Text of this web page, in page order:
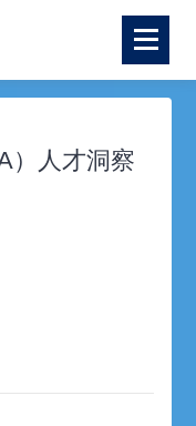
）人才洞察